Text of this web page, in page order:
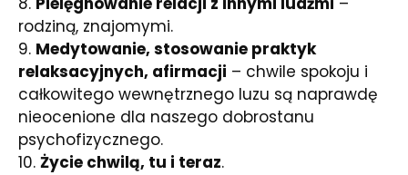
rodziną, znajomymi.
9. Medytowanie, stosowanie praktyk
relaksacyjnych, afirmacji – chwile spokoju i
całkowitego wewnętrznego luzu są naprawdę
nieocenione dla naszego dobrostanu
psychofizycznego.
10. Życie chwilą, tu i teraz.